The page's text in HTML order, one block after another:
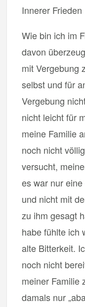
Innerer Frieden
Wie bin ich im
davon
mit Vergebung
selbst und für
Vergebung
nicht leicht für
meine Familie
noch nicht
versucht,
es war nur
und nicht mit
zu ihm gesagt
habe fühlte ich
alte Bitterkeit.
noch nicht
meiner Familie
damals nur